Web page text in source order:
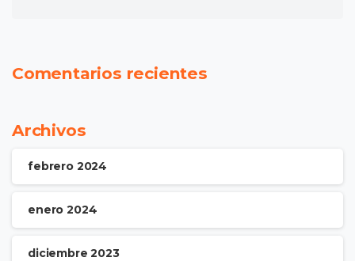
Comentarios recientes
Archivos
febrero 2024
enero 2024
diciembre 2023